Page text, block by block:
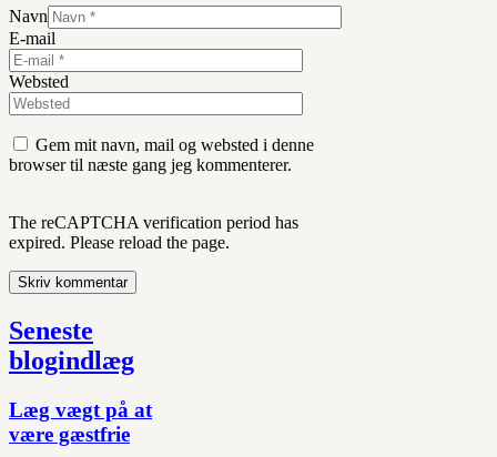
Navn
E-mail
Websted
Gem mit navn, mail og websted i denne
browser til næste gang jeg kommenterer.
The reCAPTCHA verification period has
expired. Please reload the page.
Seneste
blogindlæg
Læg vægt på at
være gæstfrie